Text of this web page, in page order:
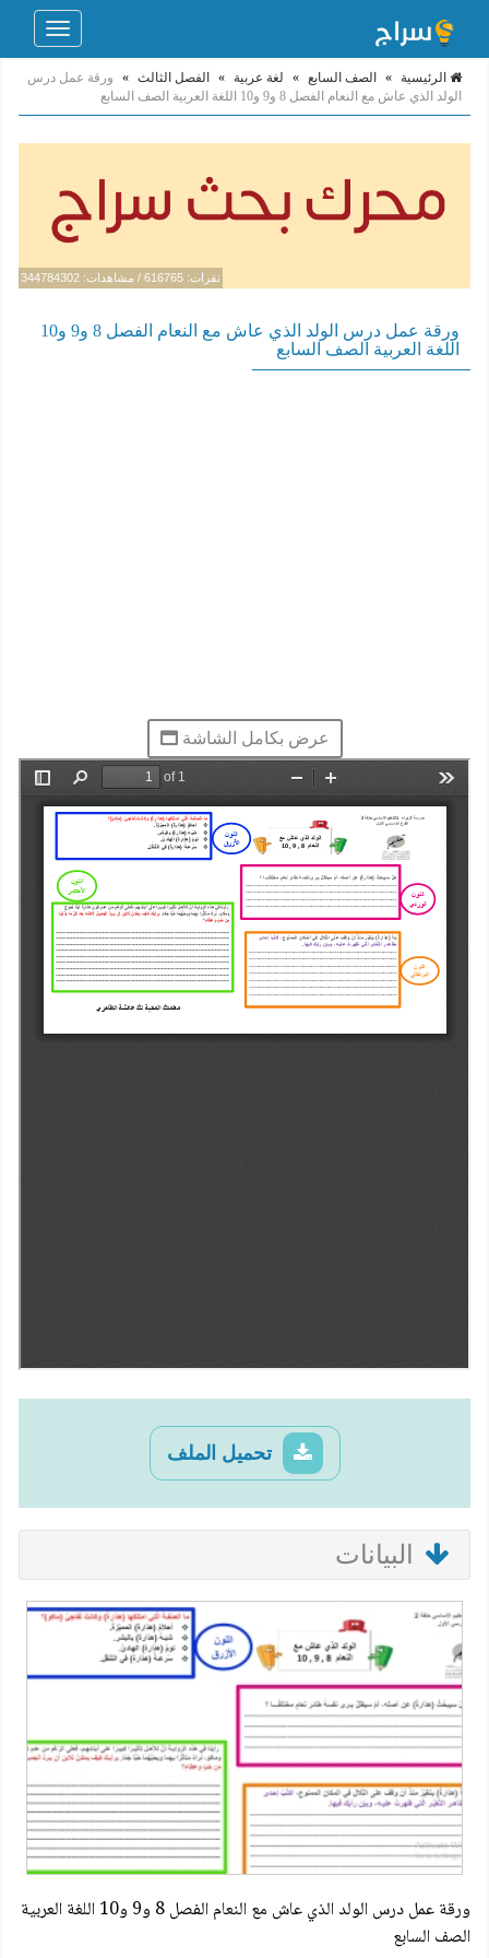
Toggle
الرئيسية » الصف السابع » لغة عربية » الفصل الثالث »
ورقة عمل درس
الولد الذي عاش مع النعام الفصل 8 و9 و10 اللغة العربية الصف السابع
نقرات: 616765 / مشاهدات: 344784302
ورقة عمل درس الولد الذي عاش مع النعام الفصل 8 و9 و10
اللغة العربية الصف السابع
عرض بكامل الشاشة
تحميل الملف
البيانات
ورقة عمل درس الولد الذي عاش مع النعام الفصل 8 و9 و10 اللغة العربية
الصف السابع